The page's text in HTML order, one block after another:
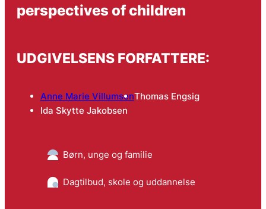
perspectives of children
UDGIVELSENS FORFATTERE:
Anne Marie VillumsenThomas Engsig
Ida Skytte Jakobsen
Børn, unge og familie
Dagtilbud, skole og uddannelse